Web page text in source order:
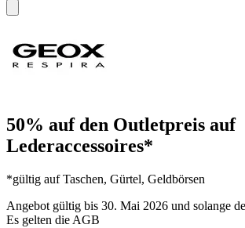
50% auf den Outletpreis auf
Lederaccessoires*
*gültig auf Taschen, Gürtel, Geldbörsen
Angebot gültig bis 30. Mai 2026 und solange
Es gelten die AGB